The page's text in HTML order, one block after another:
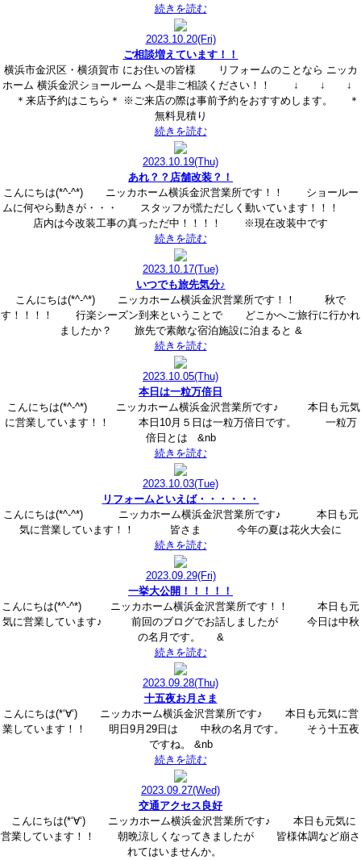
続きを読む
2023.10.20(Fri)
ご相談増えています！！
横浜市金沢区・横須賀市 にお住いの皆様 リフォームのことなら ニッカ
ホーム 横浜金沢ショールーム へ是非ご相談ください！！ ↓ ↓ ↓
＊来店予約はこちら＊ ※ご来店の際は事前予約をおすすめします。 ＊
無料見積り
続きを読む
2023.10.19(Thu)
あれ？？店舗改装？！
こんにちは(*^-^*) ニッカホーム横浜金沢営業所です！！ ショールー
ムに何やら動きが・・・ スタッフが慌ただしく動いています！！！
店内は今改装工事の真っただ中！！！！ ※現在改装中です
続きを読む
2023.10.17(Tue)
いつでも旅先気分♪
こんにちは(*^-^*) ニッカホーム横浜金沢営業所です！！ 秋で
す！！！！ 行楽シーズン到来ということで どこかへご旅行に行かれ
ましたか？ 旅先で素敵な宿泊施設に泊まると &
続きを読む
2023.10.05(Thu)
本日は一粒万倍日
こんにちは(*^-^*) ニッカホーム横浜金沢営業所です♪ 本日も元気
に営業しています！！ 本日10月５日は一粒万倍日です。 一粒万
倍日とは &nb
続きを読む
2023.10.03(Tue)
リフォームといえば・・・・・・
こんにちは(*^-^*) ニッカホーム横浜金沢営業所です♪ 本日も元
気に営業しています！！ 皆さま 今年の夏は花火大会に
続きを読む
2023.09.29(Fri)
一挙大公開！！！！！
こんにちは(*^-^*) ニッカホーム横浜金沢営業所です！！ 本日も元
気に営業しています♪ 前回のブログでお話しましたが 今日は中秋
の名月です。 &
続きを読む
2023.09.28(Thu)
十五夜お月さま
こんにちは(*‘∀‘) ニッカホーム横浜金沢営業所です♪ 本日も元気に営
業しています！！ 明日9月29日は 中秋の名月です。 そう十五夜
ですね。 &nb
続きを読む
2023.09.27(Wed)
交通アクセス良好
こんにちは(*‘∀‘) ニッカホーム横浜金沢営業所です♪ 本日も元気に
営業しています！！ 朝晩涼しくなってきましたが 皆様体調など崩さ
れてはいませんか。